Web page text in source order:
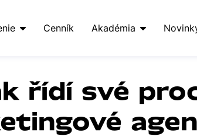
Cenník Akadémia
řídí své